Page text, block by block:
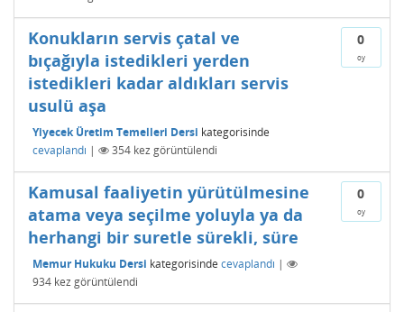
0
oy
Konukların servis çatal ve
bıçağıyla istedikleri yerden
istedikleri kadar aldıkları servis
usulü aşa
Yiyecek Üretim Temelleri Dersi kategorisinde
cevaplandı | 354 kez görüntülendi
0
oy
Kamusal faaliyetin yürütülmesine
atama veya seçilme yoluyla ya da
herhangi bir suretle sürekli, süre
Memur Hukuku Dersi kategorisinde cevaplandı |
934 kez görüntülendi